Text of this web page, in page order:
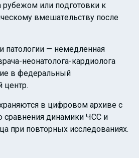
рубежом или подготовки к
вмешательству после
патологии — немедленная
неонатолога-кардиолога
в федеральный
центр.
в цифровом архиве с
динамики ЧСС и
при повторных исследованиях.